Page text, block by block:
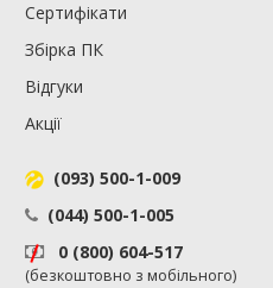
Сертифікати
Збірка ПК
Відгуки
Акції
(093) 500-1-009
(044) 500-1-005
0 (800) 604-517
(безкоштовно з мобільного)